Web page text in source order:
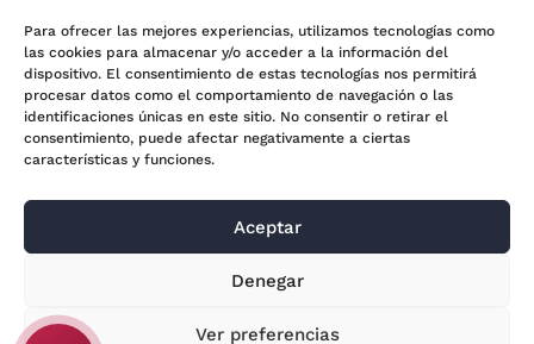
Para ofrecer las mejores experiencias, utilizamos tecnologías como
las cookies para almacenar y/o acceder a la información del
dispositivo. El consentimiento de estas tecnologías nos permitirá
procesar datos como el comportamiento de navegación o las
identificaciones únicas en este sitio. No consentir o retirar el
consentimiento, puede afectar negativamente a ciertas
características y funciones.
Aceptar
Denegar
Ver preferencias
Categorías
Actualidad
Noticias Jurídicas
Subastas
Aviso Legal